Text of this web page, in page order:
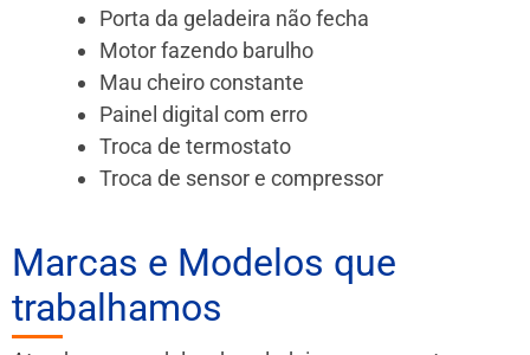
Porta da geladeira não fecha
Motor fazendo barulho
Mau cheiro constante
Painel digital com erro
Troca de termostato
Troca de sensor e compressor
Marcas e Modelos que
trabalhamos